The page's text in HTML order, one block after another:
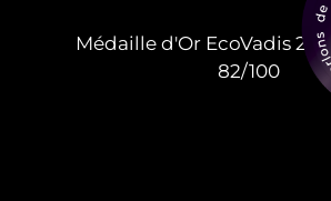
Médaille d'Or EcoVadis
82/100